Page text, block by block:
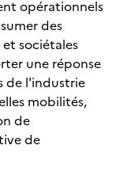
opérationnels
des
sociétales
une réponse
de l'industrie
mobilités,
de
de